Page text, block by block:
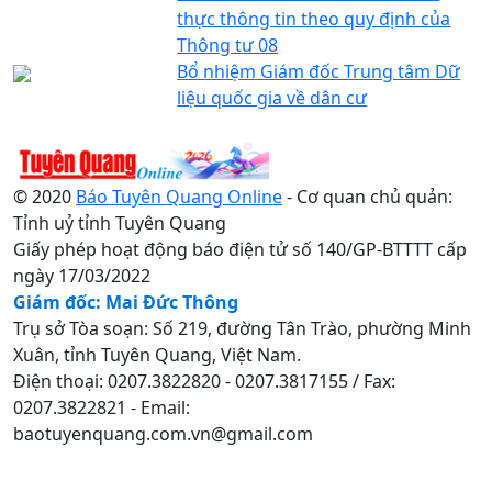
thực thông tin theo quy định của
Thông tư 08
Bổ nhiệm Giám đốc Trung tâm Dữ
liệu quốc gia về dân cư
© 2020 Báo Tuyên Quang Online- Cơ quan chủ quản:
Tỉnh uỷ tỉnh Tuyên Quang
Giấy phép hoạt động báo điện tử số 140/GP-BTTTT cấp
ngày 17/03/2022
Giám đốc: Mai Đức Thông
Trụ sở Tòa soạn: Số 219, đường Tân Trào, phường Minh
Xuân, tỉnh Tuyên Quang, Việt Nam.
Điện thoại: 0207.3822820 - 0207.3817155 / Fax:
0207.3822821 - Email:
baotuyenquang.com.vn@gmail.com